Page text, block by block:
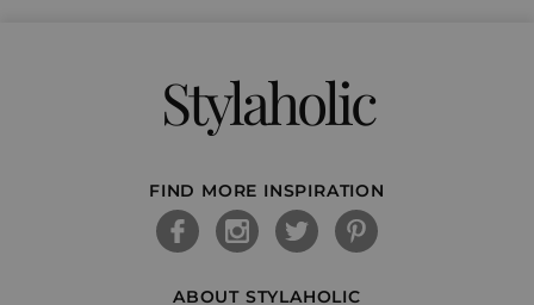
Stylaholic
FIND MORE INSPIRATION
ABOUT STYLAHOLIC